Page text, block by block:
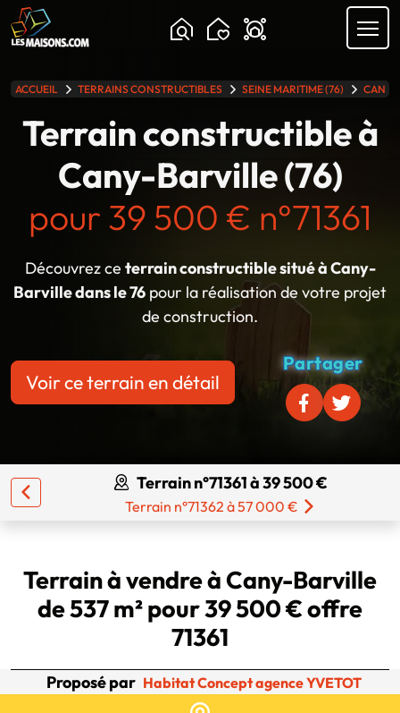
ACCUEIL TERRAINS CONSTRUCTIBLES SEINE MARITIME (76) CANY-
Terrain constructible à
Cany-Barville (76)
pour 39 500 € n°71361
Découvrez ce terrain constructible situé à Cany-
Barville dans le 76 pour la réalisation de votre projet
de construction.
Voir ce terrain en détail
Partager
Terrain n°71361 à 39 500 €
Terrain n°71362 à 57 000 €
Terrain à vendre à Cany-Barville
de 537 m² pour 39 500 € offre
71361
Proposé par Habitat Concept agence YVETOT